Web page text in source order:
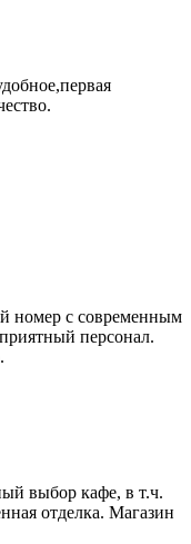
номер с современным
персонал.
выбор кафе, в т.ч.
отделка. Магазин